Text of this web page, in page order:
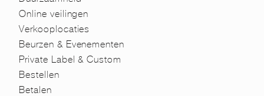
Online veilingen
Verkooplocaties
Beurzen & Evenementen
Private Label & Custom
Bestellen
Betalen